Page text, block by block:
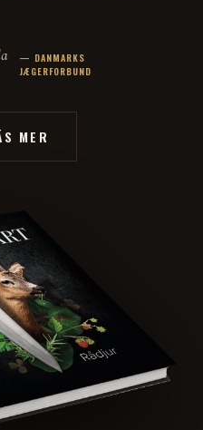
— DANMARKS
JÆGERFORBUND
MER